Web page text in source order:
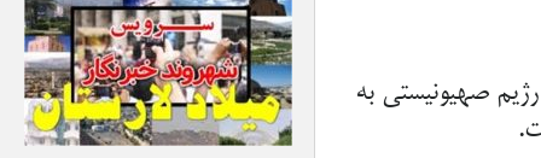
صهیونیستی به